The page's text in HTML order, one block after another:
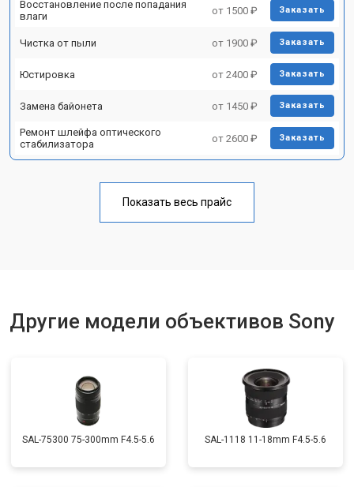
Восстановление после попадания
влаги
от 1500 ₽ Заказать
Чистка от пыли от 1900 ₽ Заказать
Юстировка от 2400 ₽ Заказать
Замена байонета от 1450 ₽ Заказать
Ремонт шлейфа оптического
стабилизатора
от 2600 ₽ Заказать
Показать весь прайс
Другие модели объективов Sony
SAL-75300 75-300mm F4.5-5.6 SAL-1118 11-18mm F4.5-5.6